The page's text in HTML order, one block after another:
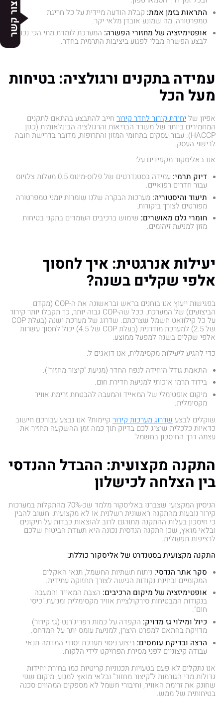
צור קשר
התראות בזמן אמת: קבלת הודעה מיידית על כל חריגת
טמפרטורה, מה שמונע אובדן מלאי יקר.
אופטימיזציה של מחזורי הפשרה: המערכת לומדת מתי הכי נכון
לבצע הפשרה מבלי לפגוע ביציבות התרמית בחדר.
עמידה בתקנים ורגולציה: בטיחות
מעל הכל
אפיון של יחידת קירור לחדר קירור חייב להתבצע בהתאם לתקנים
המחמירים ביותר של משרד הבריאות והרגולציה הבינלאומית (כגון
HACCP). עבור עסקים בתחומי המזון והתרופות, מדובר בדרישת חובה
לרישוי העסק.
אנו באליסקור מקפידים על:
דיוק תרמי:
עמידה בסטנדרטים של פלוס-מינוס 0.5 מעלות צלזיוס
עבור חדרים רפואיים.
תיעוד והיסטוריה: מערכות הבקרה שלנו שומרות יומני טמפרטורה
מפורטים לצורך ביקורות.
חומרי גלם מאושרים: שימוש ברכיבים העומדים בתקני בטיחות
מזון למניעת זיהומים.
יעילות אנרגטית: איך לחסוך
אלפי שקלים בשנה?
בפגישות ייעוץ אנו בוחנים בראש ובראשונה את ה-COP (מקדם
הביצועים) של המערכת. ככל שה-COP גבוה יותר, כך תקבלו יותר קירור
על כל קילוואט חשמל שצרכתם. שדרוג של מערכת ישנה (בעלת COP
של 2.5) למערכת מודרנית (בעלת COP של 4.5) יכול לחסוך עשרות
אלפי שקלים בשנה למפעל ממוצע.
כדי להגיע ליעילות מקסימלית, אנו דואגים ל:
התאמת גודל היחידה לנפח החדר (מניעת "קיצור מחזור").
בידוד תרמי איכותי למניעת חדירת חום.
מיקום אופטימלי של המאייד והמעבה להבטחת זרימת אוויר
מקסימלית.
שוקלים לבצע שדרוג מערכות קירור קיימות? אנו נבצע עבורכם חישוב
כדאיות כלכלית שיציג לכם בדיוק תוך כמה זמן ההשקעה תחזיר את
עצמה דרך החיסכון בחשמל.
התקנה מקצועית: ההבדל ההנדסי
בין הצלחה לכישלון
הניסיון המקצועי שצברנו באליסקור מלמד שכ-70% מהתקלות במערכות
קירור נובעות מהתקנה ראשונית רשלנית או לא מקצועית. חשוב להבין
כי חיסכון בעלות ההתקנה מתורגם לרוב להוצאות כבדות על תיקונים
ובלאי מואץ, שכן התקנה הנדסית נכונה היא תעודת הביטוח שלכם
לרציפות תפעולית.
התקנה מקצועית בסטנדרט של אליסקור כוללת:
סקר אתר הנדסי: ניתוח תשתיות החשמל, תנאי האקלים
המקומיים ובחינת נקודות הגישה לצורך תחזוקה עתידית.
אופטימיזציה של מיקום הרכיבים: הצבת המאייד והמעבה
בנקודות המבטיחות סירקולציית אוויר מקסימלית ומניעת "כיסי
חום".
כיול ומילוי גז מדויק: הקפדה על כמות רפריג'רנט (גז קירור)
מדויקת בהתאם למפרט היצרן, למניעת עומס יתר על המדחס.
הרצה ובדיקת עומסים: ביצוע ניסוי מערכת יסודי המדמה תנאי
עבודה קיצוניים לפני מסירת הפרויקט לידי הלקוח.
אנו נתקלים לא פעם בטעויות תכנוניות קריטיות כמו בחירת יחידות
גדולות מדי הגורמות ל"קיצור מחזור" ובלאי מואץ למנוע, מיקום שגוי
שחונק את זרימת האוויר, וחיבורי חשמל לא מספקים המהווים סכנה
בטיחותית של ממש.